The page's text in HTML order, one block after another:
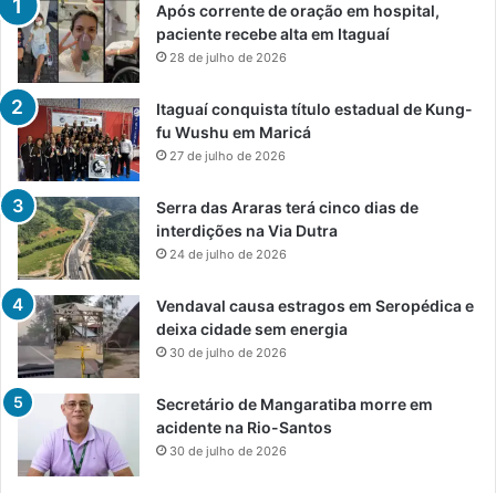
Após corrente de oração em hospital,
paciente recebe alta em Itaguaí
28 de julho de 2026
Itaguaí conquista título estadual de Kung-
fu Wushu em Maricá
27 de julho de 2026
Serra das Araras terá cinco dias de
interdições na Via Dutra
24 de julho de 2026
Vendaval causa estragos em Seropédica e
deixa cidade sem energia
30 de julho de 2026
Secretário de Mangaratiba morre em
acidente na Rio-Santos
30 de julho de 2026